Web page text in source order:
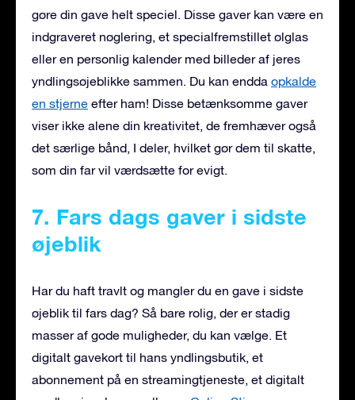
gøre din gave helt speciel. Disse gaver kan være en
indgraveret nøglering, et specialfremstillet ølglas
eller en personlig kalender med billeder af jeres
yndlingsøjeblikke sammen. Du kan endda opkalde
en stjerne efter ham! Disse betænksomme gaver
viser ikke alene din kreativitet, de fremhæver også
det særlige bånd, I deler, hvilket gør dem til skatte,
som din far vil værdsætte for evigt.
7. Fars dags gaver i sidste
øjeblik
Har du haft travlt og mangler du en gave i sidste
øjeblik til fars dag? Så bare rolig, der er stadig
masser af gode muligheder, du kan vælge. Et
digitalt gavekort til hans yndlingsbutik, et
abonnement på en streamingtjeneste, et digitalt